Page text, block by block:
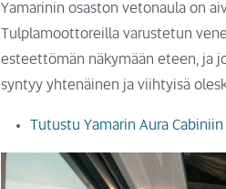
Yamarinin osaston vetonaula on
Tulplamoottoreilla varustetun
esteettömän näkymään eteen, ja
syntyy yhtenäinen ja viihtyisä
Tutustu Yamarin Aura